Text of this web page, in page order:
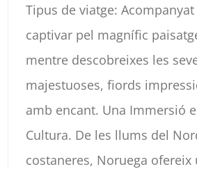
Tipus de viatge: Acompanyat
captivar pel magnífic
mentre descobreixes les
majestuoses, fiords
amb encant. Una Immersió
Cultura. De les llums del
costaneres, Noruega ofereix